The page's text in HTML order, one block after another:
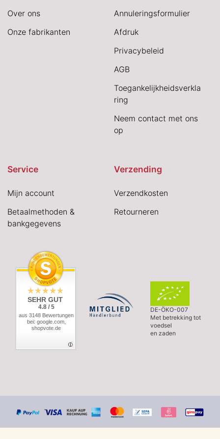
Over ons
Onze fabrikanten
Annuleringsformulier
Afdruk
Privacybeleid
AGB
Toegankelijkheidsverkla
ring
Neem contact met ons
op
Service
Mijn account
Betaalmethoden &
bankgegevens
Verzending
Verzendkosten
Retourneren
SEHR GUT
4.8 / 5
aus 3148 Bewertungen
bei: google.com,
shopvote.de
DE-ÖKO-007
Met betrekking tot
voedsel
en zaden